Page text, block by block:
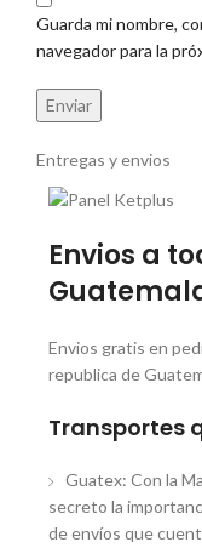
Guarda mi nombre,
navegador para la
Entregas y envios
Envios a
Envios gratis en
republica de
Transportes
Guatex: Con la
secreto la
de envíos que